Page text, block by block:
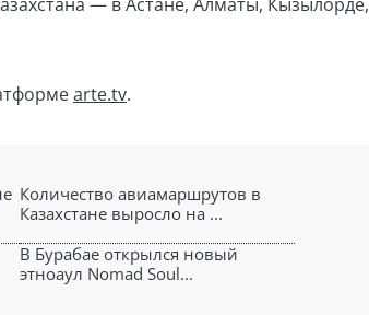
arte.tv.
Количество авиамаршрутов в
Казахстане выросло на ...
В Бурабае открылся новый
этноаул Nomad Soul...